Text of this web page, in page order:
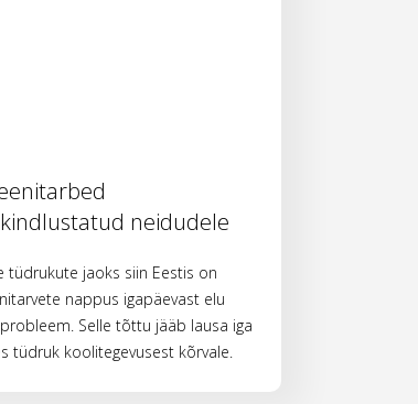
neidudele
tüdrukute jaoks siin Eestis on
nappus igapäevast elu
Selle tõttu jääb lausa iga
tüdruk koolitegevusest kõrvale.